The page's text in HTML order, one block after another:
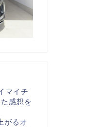
マイチ
感想を
がるオ